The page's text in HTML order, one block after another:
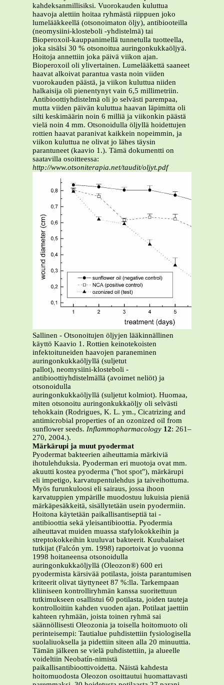
kahdeksanmillisiksi. Vuorokauden kuluttua
haavoja alettiin hoitaa ryhmästä riippuen joko
lumelääkkeellä (otsonoimaton öljy), antibiooteilla
(neomysiini-klosteboli -yhdistelmä) tai
Bioperoxoil-kauppanimellä tunnetulla tuotteella,
joka sisälsi 30 % otsonoitua auringonkukkaöljyä.
Hoitoja annettiin joka päivä viikon ajan.
Bioperoxoil oli ylivertainen. Lumelääkettä saaneet
haavat alkoivat parantua vasta noin viiden
vuorokauden päästä, ja viikon kuluttua niiden
halkaisija oli pienentynyt vain 6,5 millimetriin.
Antibioottiyhdistelmä oli jo selvästi parempaa,
mutta viiden päivän kuluttua haavan läpimitta oli
silti keskimäärin noin 6 milliä ja viikonkin päästä
vielä noin 4 mm. Otsonoidulla öljyllä hoidettujen
rottien haavat paranivat kaikkein nopeimmin, ja
viikon kuluttua ne olivat jo lähes täysin
parantuneet (kaavio 1.). Tämä dokumentti on
saatavilla osoitteessa:
http://www.otsoniterapia.net/taudit/oljyt.pdf
Sallinen - Otsonoitujen öljyjen lääkinnällinen
käyttö Kaavio 1. Rottien keinotekoisten
infektoituneiden haavojen paraneminen
auringonkukkaöljyllä (suljetut
pallot), neomysiini-klosteboli -
antibioottiyhdistelmällä (avoimet neliöt) ja
otsonoidulla
auringonkukkaöljyllä (suljetut kolmiot). Huomaa,
miten otsonoitu auringonkukkaöljy oli selvästi
tehokkain (Rodrigues, K. L. ym., Cicatrizing and
antimicrobial properties of an ozonized oil from
sunflower seeds. Inflammopharmacology 12: 261–
270, 2004.).
Märkärupi ja muut pyodermat
Pyodermat bakteerien aiheuttamia märkiviä
ihotulehduksia. Pyoderman eri muotoja ovat mm.
akuutti kostea pyoderma ("hot spot"), märkärupi
eli impetigo, karvatupentulehdus ja taiveihottuma.
Myös furunkuloosi eli sairaus, jossa ihoon
karvatuppien ympärille muodostuu lukuisia pieniä
märkäpesäkkeitä, sisällytetään usein pyodermiin.
Hoitona käytetään paikallisantiseptiä tai -
antibioottia sekä yleisantibioottia. Pyodermia
aiheuttavat muiden muassa stafylokokkeihin ja
streptokokkeihin kuuluvat bakteerit. Kuubalaiset
tutkijat (Falcón ym. 1998) raportoivat jo vuonna
1998 hoitaneensa otsonoidulla
auringonkukkaöljyllä (Oleozon®) 600 eri
pyodermista kärsivää potilasta, joista parantumisen
kriteerit olivat täyttyneet 87 %:lla. Tarkempaan
kliiniseen kontrolliryhmän kanssa suoritettuun
tutkimukseen osallistui 60 potilasta, joiden tauteja
kontrolloitiin kahden vuoden ajan. Potilaat jaettiin
kahteen ryhmään, joista toinen ryhmä sai
säännöllisesti Oleozonia ja toisella hoitomuoto oli
perinteisempi: Tautialue puhdistettiin fysiologisella
suolaliuoksella ja pidettiin siteen alla 20 minuuttia.
Tämän jälkeen se vielä puhdistettiin, ja alueelle
voideltiin Neobatín-nimistä
paikallisantibioottivoidetta. Näistä kahdesta
hoitomuodosta Oleozon osoittautui huomattavasti